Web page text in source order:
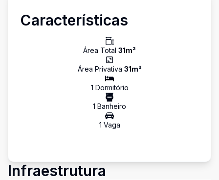
Características
Área Total 31m²
Área Privativa 31m²
1 Dormitório
1 Banheiro
1 Vaga
Infraestrutura